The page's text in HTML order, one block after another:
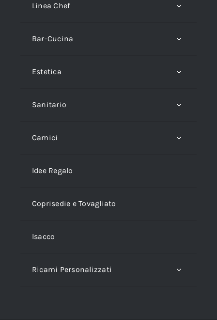
Linea Chef
Bar-Cucina
Estetica
Sanitario
Camici
Idee Regalo
Coprisedie e Tovagliato
Isacco
Ricami Personalizzati